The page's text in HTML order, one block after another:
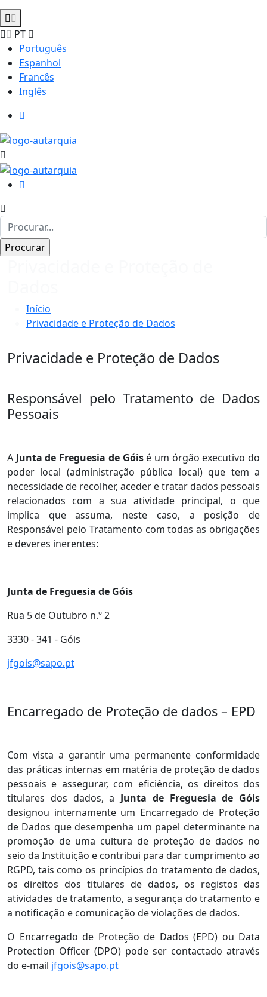
PT
Português
Espanhol
Francês
Inglês
Início
Privacidade e Proteção de Dados
Privacidade e Proteção de Dados
Responsável pelo Tratamento de Dados
Pessoais
A Junta de Freguesia de Góisé um órgão executivo do
poder local (administração pública local) que tem a
necessidade de recolher, aceder e tratar dados pessoais
relacionados com a sua atividade principal, o que
implica que assuma, neste caso, a posição de
Responsável pelo Tratamento com todas as obrigações
e deveres inerentes:
Junta de Freguesia de Góis
Rua 5 de Outubro n.º 2
3330 - 341 - Góis
jfgois@sapo.pt
Encarregado de Proteção de dados – EPD
Com vista a garantir uma permanente conformidade
das práticas internas em matéria de proteção de dados
pessoais e assegurar, com eficiência, os direitos dos
titulares dos dados, a Junta de Freguesia de Góis
designou internamente um Encarregado de Proteção
de Dados que desempenha um papel determinante na
promoção de uma cultura de proteção de dados no
seio da Instituição e contribui para dar cumprimento ao
RGPD, tais como os princípios do tratamento de dados,
os direitos dos titulares de dados, os registos das
atividades de tratamento, a segurança do tratamento e
a notificação e comunicação de violações de dados.
O Encarregado de Proteção de Dados (EPD) ou Data
Protection Officer (DPO) pode ser contactado através
do e-mail jfgois@sapo.pt